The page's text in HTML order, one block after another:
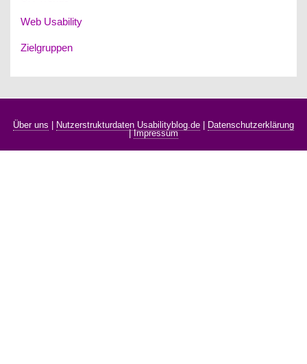
Web Usability
Zielgruppen
Über uns Nutzerstrukturdaten Usabilityblog.de
Datenschutzerklärung
|Impressum